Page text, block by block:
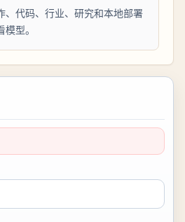
、代码、行业、研究和本地部署
型。